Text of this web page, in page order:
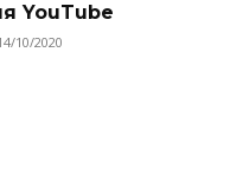
YouTube
10/2020